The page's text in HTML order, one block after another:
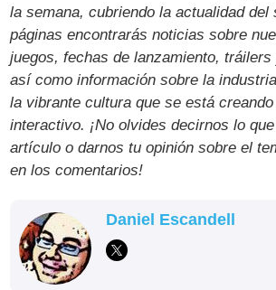
la semana, cubriendo la actualidad del
páginas encontrarás noticias sobre
juegos, fechas de lanzamiento,
así como información sobre la
la vibrante cultura que se está
interactivo. ¡No olvides decirnos lo
artículo o darnos tu opinión sobre el
en los comentarios!
Daniel Escandell